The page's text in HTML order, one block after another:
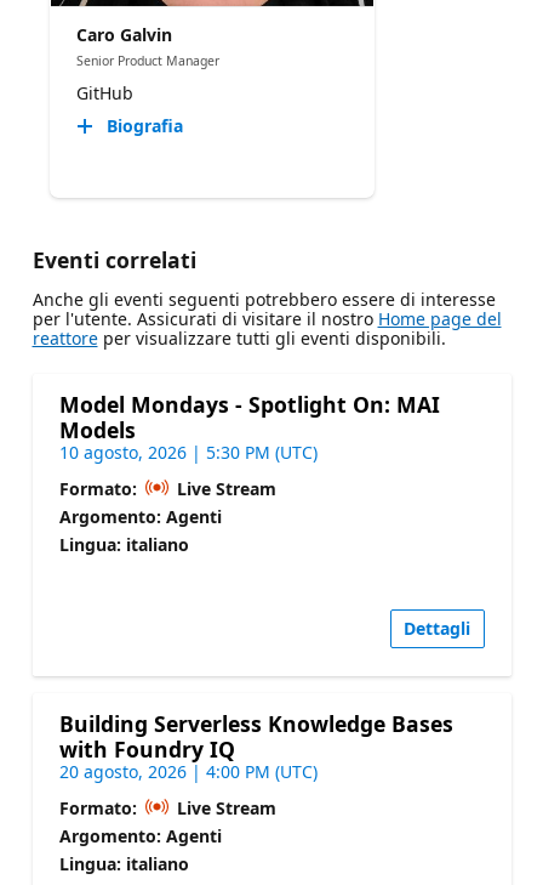
Caro Galvin
Senior Product Manager
GitHub
Biografia
Eventi correlati
Anche gli eventi seguenti potrebbero essere di interesse
per l'utente. Assicurati di visitare il nostro Home page del
reattoreper visualizzare tutti gli eventi disponibili.
Model Mondays - Spotlight On: MAI
Models
10 agosto, 2026 | 5:30 PM (UTC)
Formato:
Live Stream
Argomento: Agenti
Lingua: italiano
Dettagli
Building Serverless Knowledge Bases
with Foundry IQ
20 agosto, 2026 | 4:00 PM (UTC)
Formato:
Live Stream
Argomento: Agenti
Lingua: italiano